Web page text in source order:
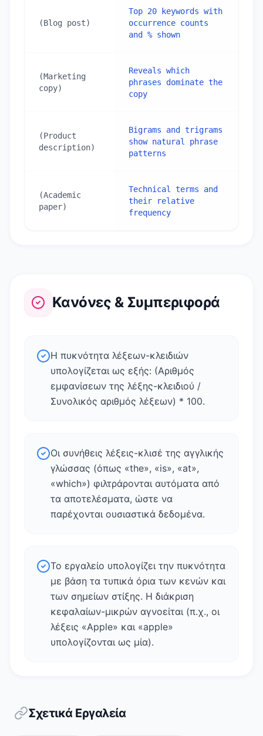
(Blog post)
Top 20 keywords with
occurrence counts
and % shown
(Marketing
copy)
Reveals which
phrases dominate the
copy
(Product
description)
Bigrams and trigrams
show natural phrase
patterns
(Academic
paper)
Technical terms and
their relative
frequency
Κανόνες & Συμπεριφορά
Η πυκνότητα λέξεων-κλειδιών
υπολογίζεται ως εξής: (Αριθμός
εμφανίσεων της λέξης-κλειδιού /
Συνολικός αριθμός λέξεων) * 100.
Οι συνήθεις λέξεις-κλισέ της αγγλικής
γλώσσας (όπως «the», «is», «at»,
«which») φιλτράρονται αυτόματα από
τα αποτελέσματα, ώστε να
παρέχονται ουσιαστικά δεδομένα.
Το εργαλείο υπολογίζει την πυκνότητα
με βάση τα τυπικά όρια των κενών και
των σημείων στίξης. Η διάκριση
κεφαλαίων-μικρών αγνοείται (π.χ., οι
λέξεις «Apple» και «apple»
υπολογίζονται ως μία).
Σχετικά Εργαλεία